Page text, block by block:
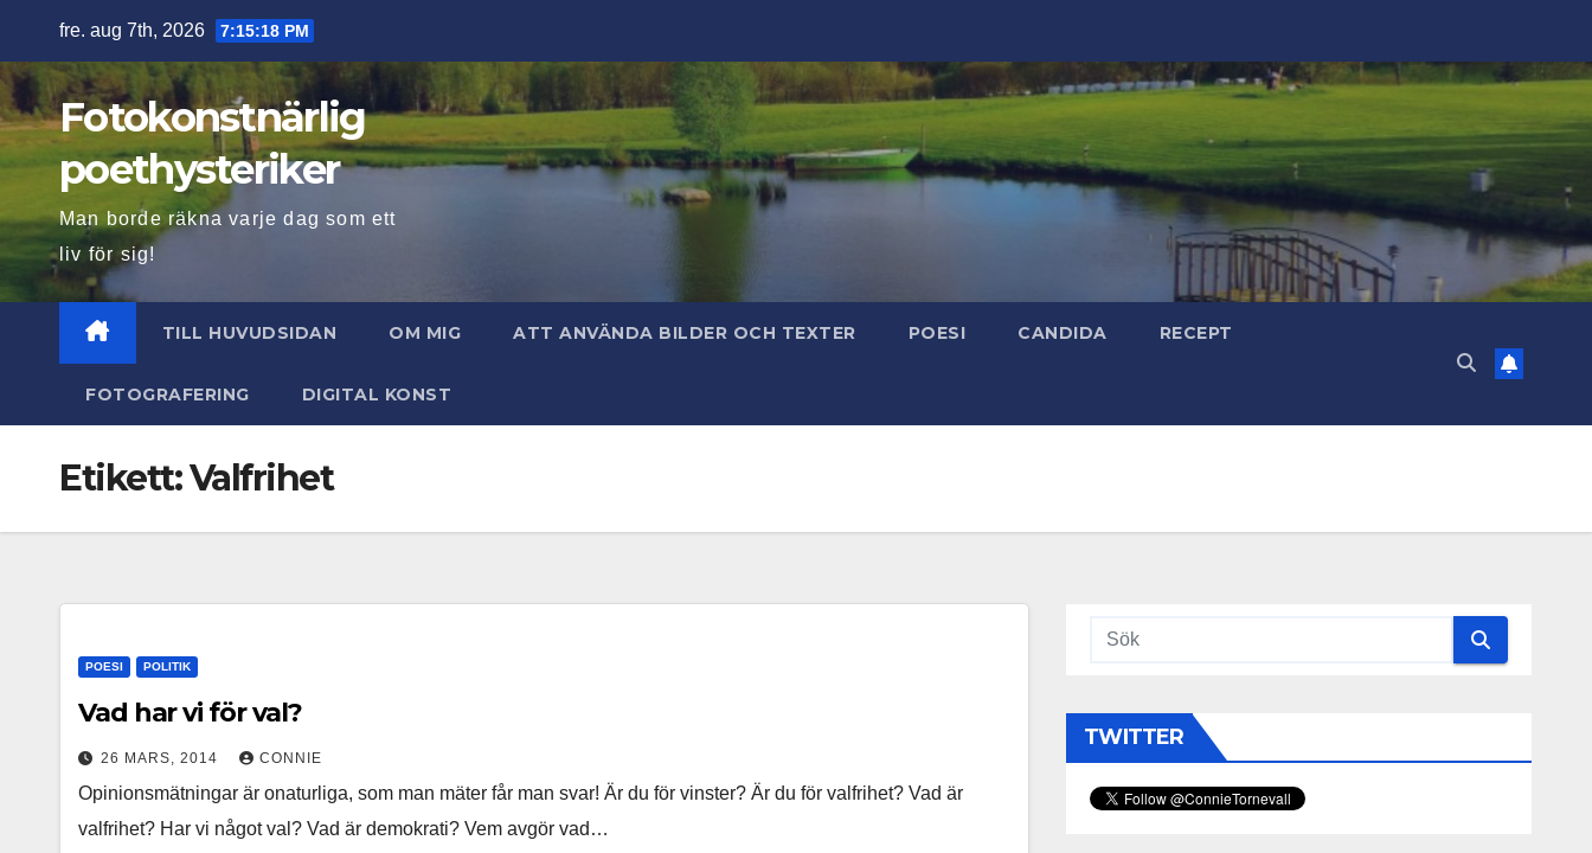
innehåll
fre. aug 7th, 2026 7:15:19 PM
Fotokonstnärlig
poethysteriker
Man borde räkna varje dag som ett
liv för sig!
TILL HUVUDSIDAN OM MIG ATT ANVÄNDA BILDER OCH TEXTER POESI CANDIDA RECEPT
FOTOGRAFERING DIGITAL KONST
Etikett:Valfrihet
POESI POLITIK
Vad har vi för val?
26 MARS, 2014 CONNIE
Opinionsmätningar är onaturliga, som man mäter får man svar! Är du för vinster? Är du för valfrihet? Vad är
valfrihet? Har vi något val? Vad är demokrati? Vem avgör vad…
TWITTER